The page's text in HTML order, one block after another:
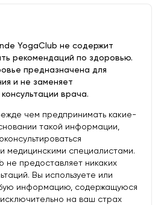
YogaClub не содержит
рекомендаций по здоровью.
предназначена для
и не заменяет
врача.
чем предпринимать какие-
такой информации,
медицинскими специалистами.
не предоставляет никаких
Вы используете или
информацию, содержащуюся
на ваш страх